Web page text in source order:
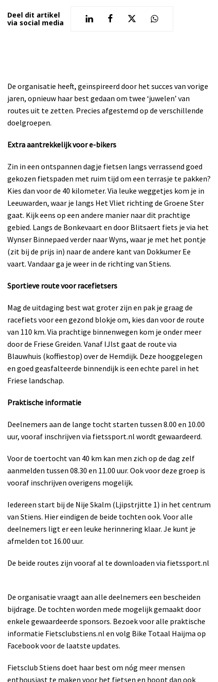
Deel dit artikel
via social media
De organisatie heeft, geïnspireerd door het succes van vorige
jaren, opnieuw haar best gedaan om twee ‘juwelen’ van
routes uit te zetten. Precies afgestemd op de verschillende
doelgroepen.
Extra aantrekkelijk voore-bikers
Zin in een ontspannen dagje fietsen langs verrassend goed
gekozen fietspaden met ruim tijd om een terrasje te pakken?
Kies dan voor de 40 kilometer. Via leuke weggetjes kom je in
Leeuwarden, waar je langs Het Vliet richting de Groene Ster
gaat. Kijk eens op een andere manier naar dit prachtige
gebied. Langs de Bonkevaart en door Blitsaert fiets je via het
Wynser Binnepaed verder naar Wyns, waar je met het pontje
(zit bij de prijs in) naar de andere kant van Dokkumer Ee
vaart. Vandaar ga je weer in de richting van Stiens.
Sportieve route voor racefietsers
Mag de uitdaging best wat groter zijn en pak je graag de
racefiets voor een gezond blokje om, kies dan voor de route
van 110 km. Via prachtige binnenwegen kom je onder meer
door de Friese Greiden. Vanaf IJlst gaat de route via
Blauwhuis (koffiestop) over de Hemdijk. Deze hooggelegen
en goed geasfalteerde binnendijk is een echte parel in het
Friese landschap.
Praktische informatie
Deelnemers aan de lange tocht starten tussen 8.00 en 10.00
uur, vooraf inschrijven via fietssport.nl wordt gewaardeerd.
Voor de toertocht van 40 km kan men zich op de dag zelf
aanmelden tussen 08.30 en 11.00 uur. Ook voor deze groep is
vooraf inschrijven overigens mogelijk.
Iedereen start bij de Nije Skalm (Ljipstrjitte 1) in het centrum
van Stiens. Hier eindigen de beide tochten ook. Voor alle
deelnemers ligt er een leuke herinnering klaar. Je kunt je
afmelden tot 16.00 uur.
De beide routes zijn vooraf al te downloaden via fietssport.nl
De organisatie vraagt aan alle deelnemers een bescheiden
bijdrage. De tochten worden mede mogelijk gemaakt door
enkele gewaardeerde sponsors. Bezoek voor alle praktische
informatie Fietsclubstiens.nl en volg Bike Totaal Haijma op
Facebook voor de laatste updates.
Fietsclub Stiens doet haar best om nóg meer mensen
enthousiast te maken voor het fietsen en hoopt dan ook